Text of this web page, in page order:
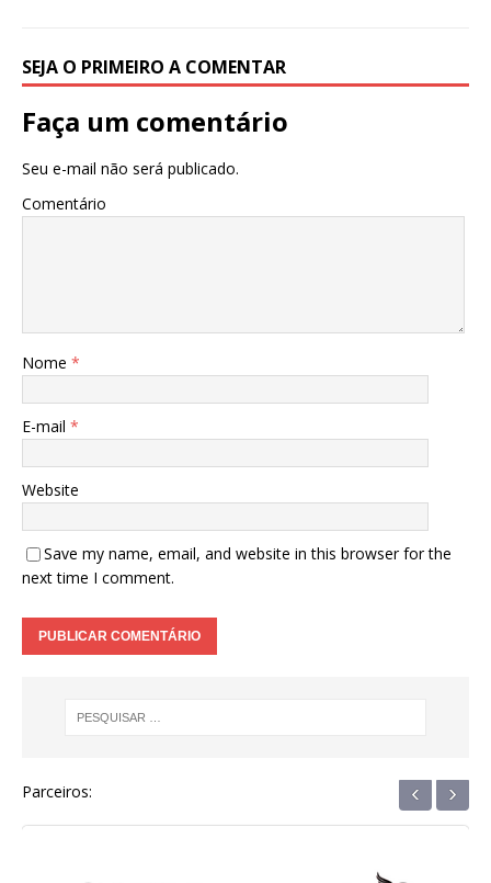
SEJA O PRIMEIRO A COMENTAR
Faça um comentário
Seu e-mail não será publicado.
Comentário
Nome *
E-mail *
Website
Save my name, email, and website in this browser for the
next time I comment.
Parceiros: ‹ ›